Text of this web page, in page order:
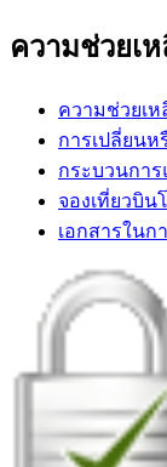
ความช่วยเ
ความช่วยเห
การเปลี่ยนห
กระบวนการ
จองเที่ยวบิน
เอกสารในก